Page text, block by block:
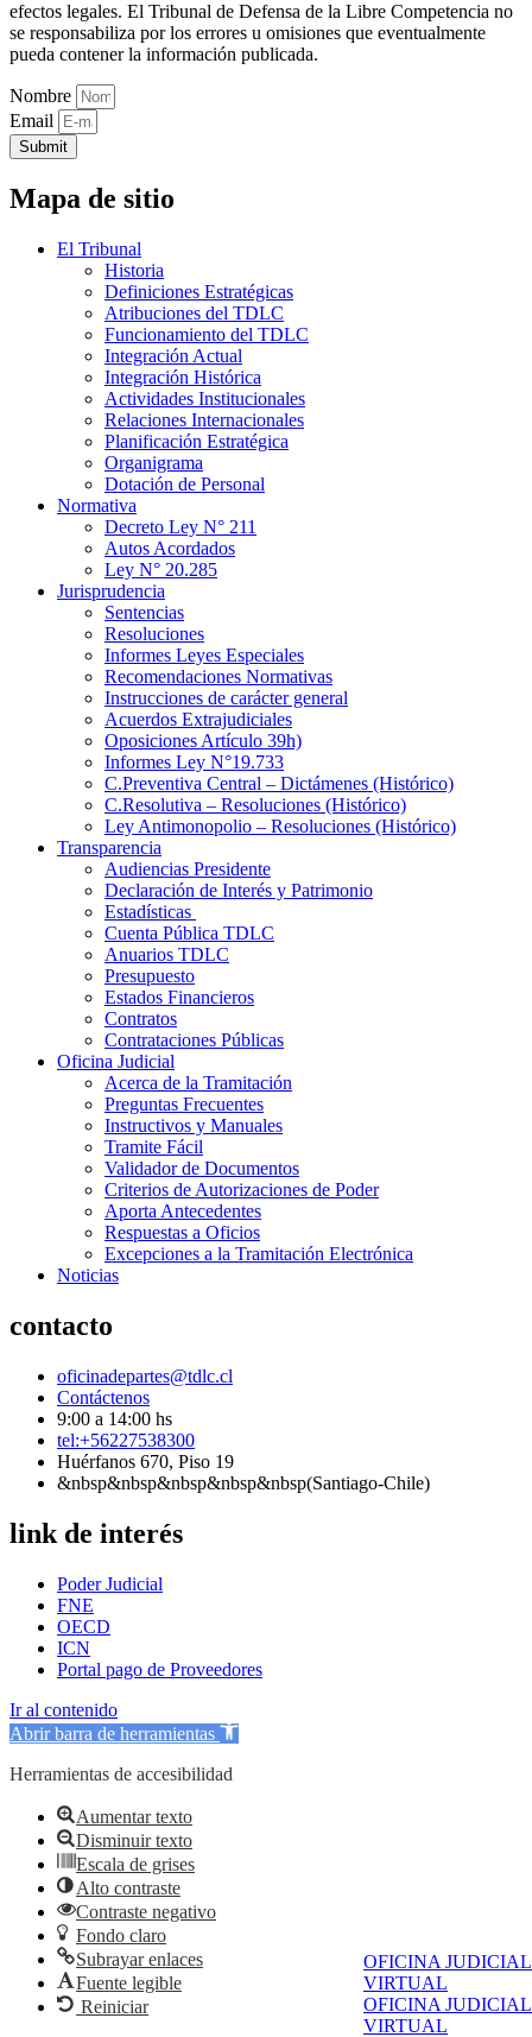
OFICINA JUDICIAL
VIRTUAL
OFICINA JUDICIAL
VIRTUAL
efectos legales. El Tribunal de Defensa de la Libre Competencia no
se responsabiliza por los errores u omisiones que eventualmente
pueda contener la información publicada.
Nombre
Email
Submit
Mapa de sitio
El Tribunal
Historia
Definiciones Estratégicas
Atribuciones del TDLC
Funcionamiento del TDLC
Integración Actual
Integración Histórica
Actividades Institucionales
Relaciones Internacionales
Planificación Estratégica
Organigrama
Dotación de Personal
Normativa
Decreto Ley N° 211
Autos Acordados
Ley N° 20.285
Jurisprudencia
Sentencias
Resoluciones
Informes Leyes Especiales
Recomendaciones Normativas
Instrucciones de carácter general
Acuerdos Extrajudiciales
Oposiciones Artículo 39h)
Informes Ley N°19.733
C.Preventiva Central – Dictámenes (Histórico)
C.Resolutiva – Resoluciones (Histórico)
Ley Antimonopolio – Resoluciones (Histórico)
Transparencia
Audiencias Presidente
Declaración de Interés y Patrimonio
Estadísticas
Cuenta Pública TDLC
Anuarios TDLC
Presupuesto
Estados Financieros
Contratos
Contrataciones Públicas
Oficina Judicial
Acerca de la Tramitación
Preguntas Frecuentes
Instructivos y Manuales
Tramite Fácil
Validador de Documentos
Criterios de Autorizaciones de Poder
Aporta Antecedentes
Respuestas a Oficios
Excepciones a la Tramitación Electrónica
Noticias
contacto
oficinadepartes@tdlc.cl
Contáctenos
9:00 a 14:00 hs
tel:+56227538300
Huérfanos 670, Piso 19
&nbsp&nbsp&nbsp&nbsp&nbsp(Santiago-Chile)
link de interés
Poder Judicial
FNE
OECD
ICN
Portal pago de Proveedores
Ir al contenido
Abrir barra de herramientas
Herramientas de accesibilidad
Aumentar texto
Disminuir texto
Escala de grises
Alto contraste
Contraste negativo
Fondo claro
Subrayar enlaces
Fuente legible
Reiniciar